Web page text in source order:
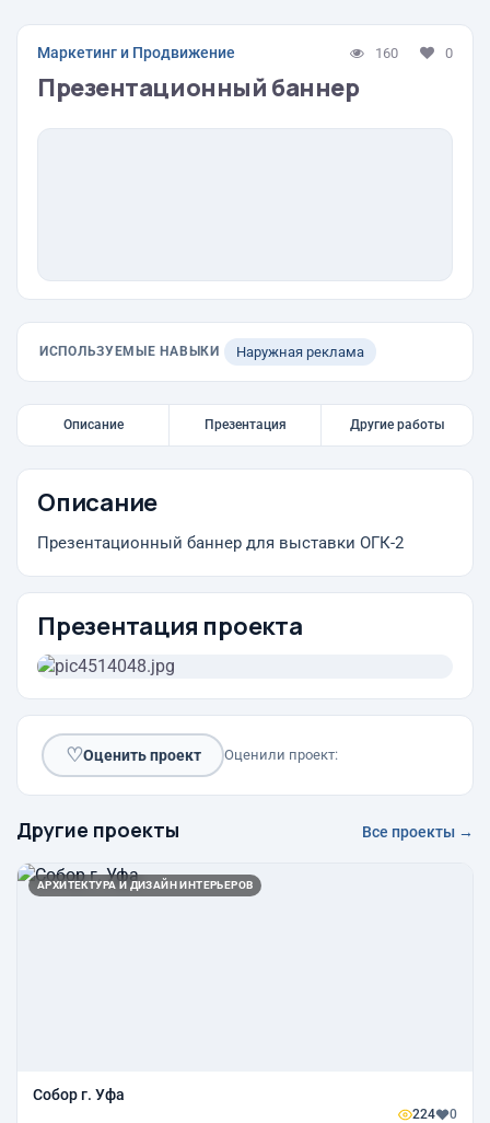
Маркетинг и Продвижение 160 0
Презентационный баннер
ИСПОЛЬЗУЕМЫЕ НАВЫКИ Наружная реклама
Описание Презентация Другие работы
Описание
Презентационный баннер для выставки ОГК-2
Презентация проекта
♡Оценить проект Оценили проект:
Другие проекты Все проекты →
АРХИТЕКТУРА И ДИЗАЙН ИНТЕРЬЕРОВ
Собор г. Уфа
224 0